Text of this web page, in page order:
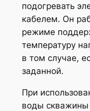
подогревать
кабелем. Он
режиме
температуру
в том случае,
заданной.
При
воды скважины